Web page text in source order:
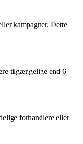
kampagner. Dette
tilgængelige end 6
forhandlere eller